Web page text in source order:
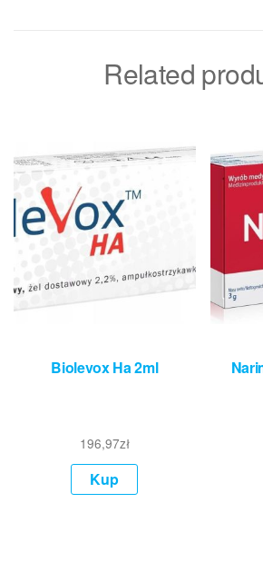
Related
Biolevox Ha 2ml
196,97zł
Kup